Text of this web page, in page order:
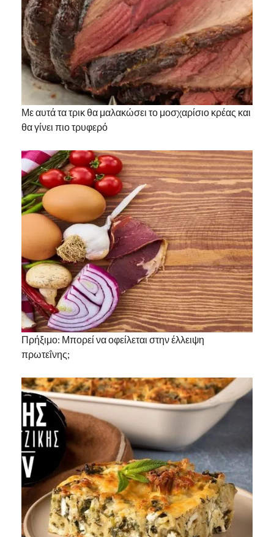
Με αυτά τα τρικ θα μαλακώσει το μοσχαρίσιο κρέας και
θα γίνει πιο τρυφερό
Πρήξιμο: Μπορεί να οφείλεται στην έλλειψη
πρωτεΐνης;